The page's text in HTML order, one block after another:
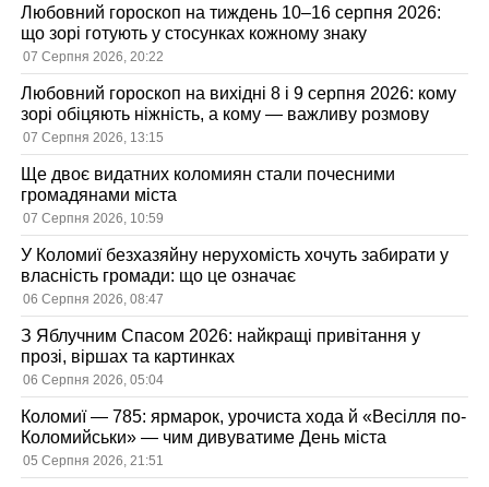
Любовний гороскоп на тиждень 10–16 серпня 2026:
що зорі готують у стосунках кожному знаку
07 Серпня 2026, 20:22
Любовний гороскоп на вихідні 8 і 9 серпня 2026: кому
зорі обіцяють ніжність, а кому — важливу розмову
07 Серпня 2026, 13:15
Ще двоє видатних коломиян стали почесними
громадянами міста
07 Серпня 2026, 10:59
У Коломиї безхазяйну нерухомість хочуть забирати у
власність громади: що це означає
06 Серпня 2026, 08:47
З Яблучним Спасом 2026: найкращі привітання у
прозі, віршах та картинках
06 Серпня 2026, 05:04
Коломиї — 785: ярмарок, урочиста хода й «Весілля по-
Коломийськи» — чим дивуватиме День міста
05 Серпня 2026, 21:51